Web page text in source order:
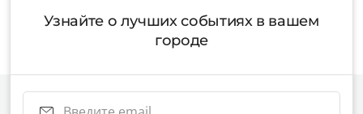
Узнайте о лучших событиях в вашем
городе